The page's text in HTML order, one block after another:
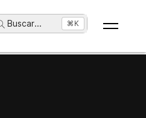
Buscar... ⌘K